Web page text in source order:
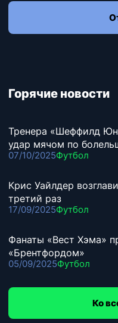
Горячие новости
Тренера «Шеффилд
удар мячом по
07/10/2025Футбол
Крис Уайлдер
третий раз
17/09/2025Футбол
Фанаты «Вест Хэма»
«Брентфордом»
05/09/2025Футбол
Ко